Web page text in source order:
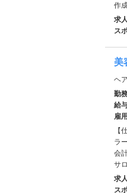
作
求
ス
美
ヘ
勤
給
雇
【
ラ
会
サ
求
ス